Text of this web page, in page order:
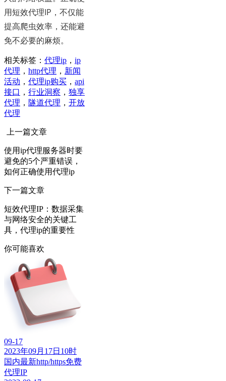
用短效代理IP，不仅能
提高爬虫效率，还能避
免不必要的麻烦。
相关标签： 代理ip ， ip
代理 ， http代理 ， 新闻
活动 ， 代理ip购买 ， api
接口 ， 行业洞察 ， 独享
代理 ， 隧道代理 ， 开放
代理
上一篇文章
使用ip代理服务器时要
避免的5个严重错误，
如何正确使用代理ip
下一篇文章
短效代理IP：数据采集
与网络安全的关键工
具，代理ip的重要性
你可能喜欢
09-17
2023年09月17日10时
国内最新http/https免费
代理IP